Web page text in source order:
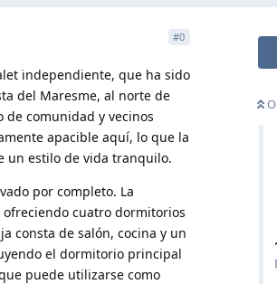
#0
independiente, que ha sido
del Maresme, al norte de
de comunidad y vecinos
apacible aquí, lo que la
un estilo de vida tranquilo.
por completo. La
cuatro dormitorios
consta de salón, cocina y un
el dormitorio principal
puede utilizarse como